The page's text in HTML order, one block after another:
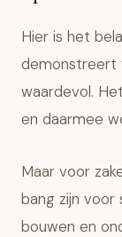
Hier is het
demonstreert
waardevol.
en daarmee
Maar voor
bang zijn voor
bouwen en